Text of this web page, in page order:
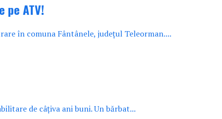
ATV!
în comuna Fântânele, județul Teleorman....
de câțiva ani buni. Un bărbat...